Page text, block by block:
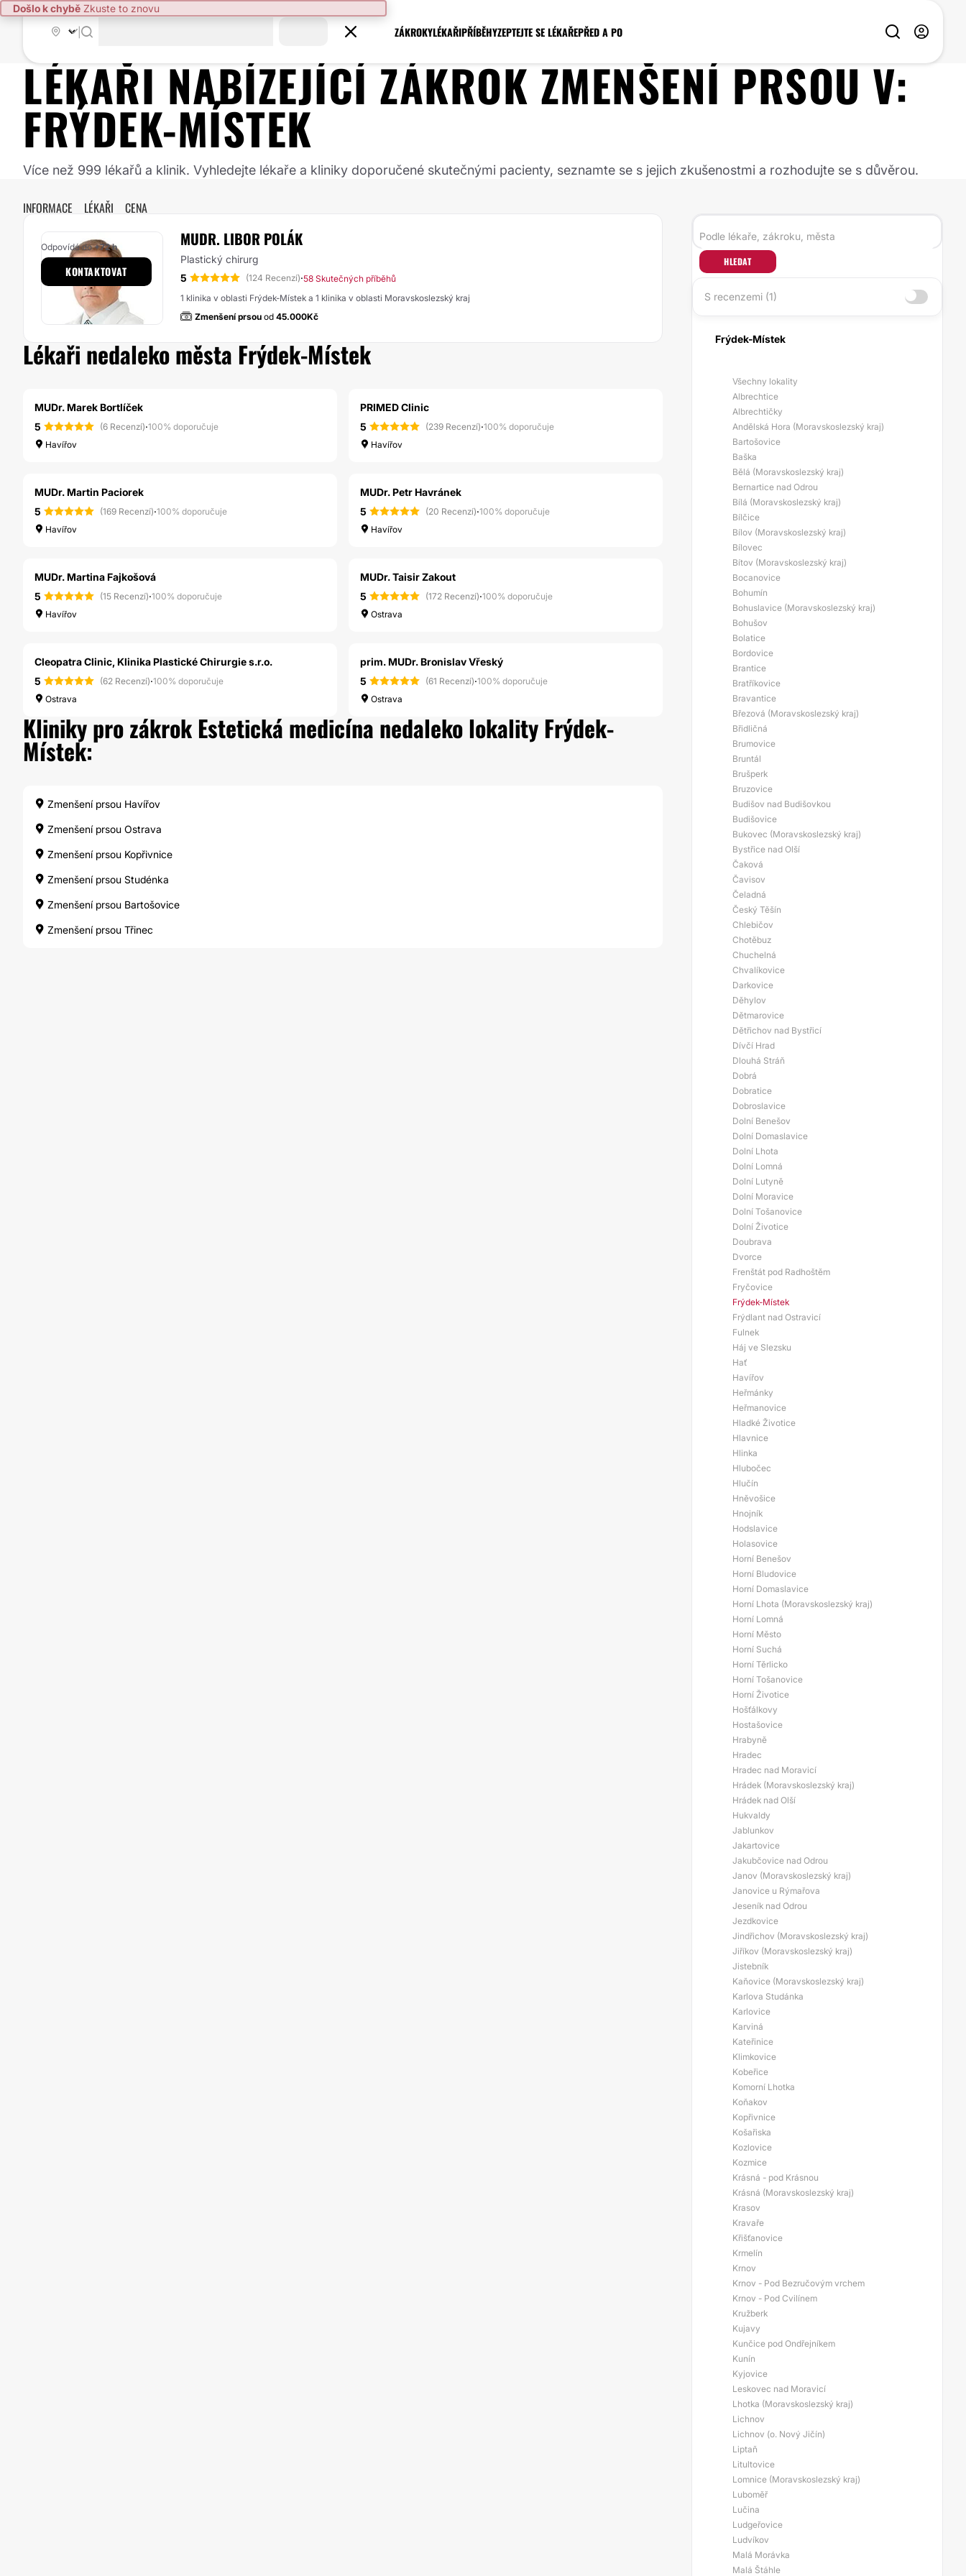
Došlo k chybě Zkuste to znovu
ZÁKROKYLÉKAŘIPŘÍBĚHYZEPTEJTE SE LÉKAŘEPŘED A PO
LÉKAŘI NABÍZEJÍCÍ ZÁKROKZMENŠENÍ PRSOUV:
FRÝDEK-MÍSTEK
Více než 999 lékařů a klinik. Vyhledejte lékaře a kliniky doporučené skutečnými pacienty, seznamte se s jejich zkušenostmi a rozhodujte se s důvěrou.
INFORMACE LÉKAŘI CENA
MUDR. LIBOR POLÁK
Plastický chirurg
5
(124 Recenzí)·58 Skutečných příběhů
1 klinika v oblasti Frýdek-Místek a 1 klinika v oblasti Moravskoslezský kraj
Zmenšení prsou od 45.000Kč
Odpovídá do+72 h
KONTAKTOVAT
Lékaři nedaleko města Frýdek-Místek
MUDr. Marek Bortlíček
5
(6 Recenzí)·100% doporučuje
Havířov
PRIMED Clinic
5
(239 Recenzí)·100% doporučuje
Havířov
MUDr. Martin Paciorek
5
(169 Recenzí)·100% doporučuje
Havířov
MUDr. Petr Havránek
5
(20 Recenzí)·100% doporučuje
Havířov
MUDr. Martina Fajkošová
5
(15 Recenzí)·100% doporučuje
Havířov
MUDr. Taisir Zakout
5
(172 Recenzí)·100% doporučuje
Ostrava
Cleopatra Clinic, Klinika Plastické Chirurgie s.r.o.
5
(62 Recenzí)·100% doporučuje
Ostrava
prim. MUDr. Bronislav Vřeský
5
(61 Recenzí)·100% doporučuje
Ostrava
Kliniky pro zákrok Estetická medicína nedaleko lokality Frýdek-
Místek:
Zmenšení prsou Havířov
Zmenšení prsou Ostrava
Zmenšení prsou Kopřivnice
Zmenšení prsou Studénka
Zmenšení prsou Bartošovice
Zmenšení prsou Třinec
HLEDAT
S recenzemi (1)
Frýdek-Místek
Všechny lokality
Albrechtice
Albrechtičky
Andělská Hora (Moravskoslezský kraj)
Bartošovice
Baška
Bělá (Moravskoslezský kraj)
Bernartice nad Odrou
Bílá (Moravskoslezský kraj)
Bílčice
Bílov (Moravskoslezský kraj)
Bílovec
Bítov (Moravskoslezský kraj)
Bocanovice
Bohumín
Bohuslavice (Moravskoslezský kraj)
Bohušov
Bolatice
Bordovice
Brantice
Bratříkovice
Bravantice
Březová (Moravskoslezský kraj)
Břidličná
Brumovice
Bruntál
Brušperk
Bruzovice
Budišov nad Budišovkou
Budišovice
Bukovec (Moravskoslezský kraj)
Bystřice nad Olší
Čaková
Čavisov
Čeladná
Český Těšín
Chlebičov
Chotěbuz
Chuchelná
Chvalíkovice
Darkovice
Děhylov
Dětmarovice
Dětřichov nad Bystřicí
Dívčí Hrad
Dlouhá Stráň
Dobrá
Dobratice
Dobroslavice
Dolní Benešov
Dolní Domaslavice
Dolní Lhota
Dolní Lomná
Dolní Lutyně
Dolní Moravice
Dolní Tošanovice
Dolní Životice
Doubrava
Dvorce
Frenštát pod Radhoštěm
Fryčovice
Frýdek-Místek
Frýdlant nad Ostravicí
Fulnek
Háj ve Slezsku
Hať
Havířov
Heřmánky
Heřmanovice
Hladké Životice
Hlavnice
Hlinka
Hlubočec
Hlučín
Hněvošice
Hnojník
Hodslavice
Holasovice
Horní Benešov
Horní Bludovice
Horní Domaslavice
Horní Lhota (Moravskoslezský kraj)
Horní Lomná
Horní Město
Horní Suchá
Horní Těrlicko
Horní Tošanovice
Horní Životice
Hošťálkovy
Hostašovice
Hrabyně
Hradec
Hradec nad Moravicí
Hrádek (Moravskoslezský kraj)
Hrádek nad Olší
Hukvaldy
Jablunkov
Jakartovice
Jakubčovice nad Odrou
Janov (Moravskoslezský kraj)
Janovice u Rýmařova
Jeseník nad Odrou
Jezdkovice
Jindřichov (Moravskoslezský kraj)
Jiříkov (Moravskoslezský kraj)
Jistebník
Kaňovice (Moravskoslezský kraj)
Karlova Studánka
Karlovice
Karviná
Kateřinice
Klimkovice
Kobeřice
Komorní Lhotka
Koňakov
Kopřivnice
Košařiska
Kozlovice
Kozmice
Krásná - pod Krásnou
Krásná (Moravskoslezský kraj)
Krasov
Kravaře
Křišťanovice
Krmelín
Krnov
Krnov - Pod Bezručovým vrchem
Krnov - Pod Cvilínem
Kružberk
Kujavy
Kunčice pod Ondřejníkem
Kunín
Kyjovice
Leskovec nad Moravicí
Lhotka (Moravskoslezský kraj)
Lichnov
Lichnov (o. Nový Jičín)
Liptaň
Litultovice
Lomnice (Moravskoslezský kraj)
Luboměř
Lučina
Ludgeřovice
Ludvíkov
Malá Morávka
Malá Štáhle